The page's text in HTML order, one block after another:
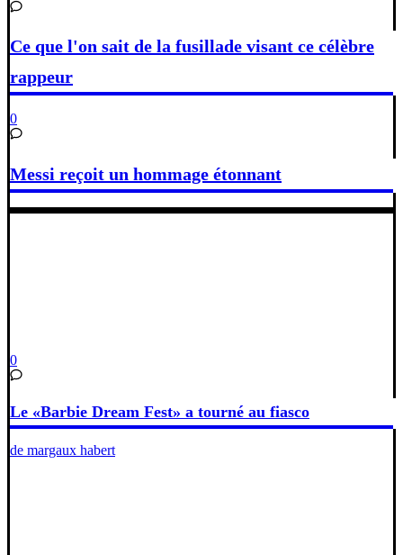
Ce que l'on sait de la fusillade visant ce célèbre
rappeur
0
Messi reçoit un hommage étonnant
0
Le «Barbie Dream Fest» a tourné au fiasco
de margaux habert